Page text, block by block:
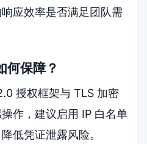
应效率是否满足团队需
何保障？
授权框架与 TLS 加密
作，建议启用 IP 白名单
低凭证泄露风险。